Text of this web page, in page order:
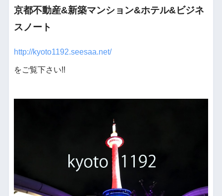
京都不動産&新築マンション&ホテル&ビジネ
スノート
http://kyoto1192.seesaa.net/
をご覧下さい!!